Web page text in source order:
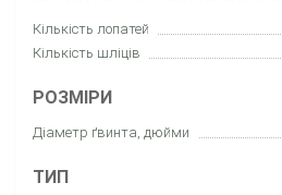
Кількість лопатей
Кількість шліців
РОЗМІРИ
Діаметр ґвинта, дюйми
ТИП